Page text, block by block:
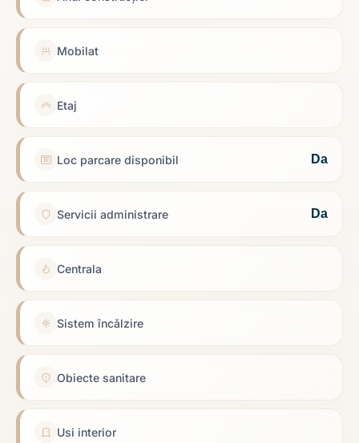
Mobilat
Etaj
Loc parcare disponibil Da
Servicii administrare Da
Centrala
Sistem încălzire
Obiecte sanitare
Usi interior